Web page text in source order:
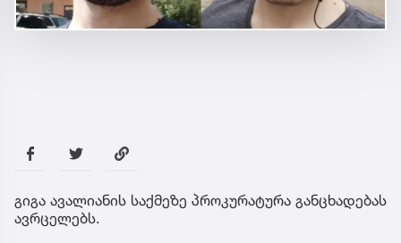
გიგა ავალიანის საქმეზე პროკურატურა განცხადებას
ავრცელებს.